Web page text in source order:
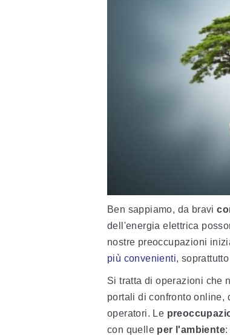
Ben sappiamo, da bravi
dell'energia elettrica
nostre preoccupazioni
più convenienti,
Si tratta di operazioni che
portali di confronto
operatori. Le
con quelle per l'ambiente